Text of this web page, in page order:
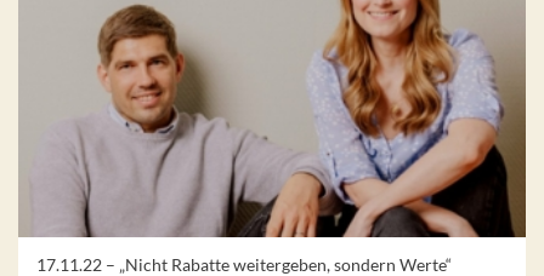
17.11.22 – „Nicht Rabatte weitergeben, sondern Werte“